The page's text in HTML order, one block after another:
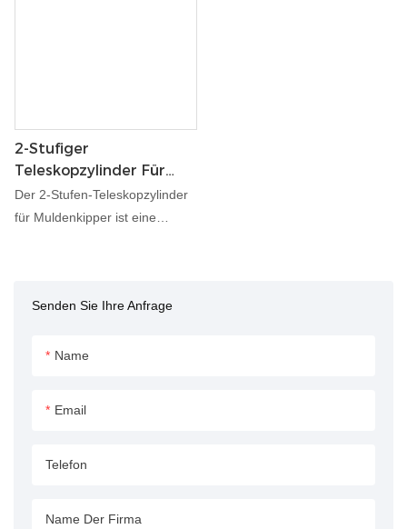
Senden Sie Ihre Anfrage
Name
Email
Telefon
Name Der Firma
2-Stufiger
Teleskopzylinder Für
Muldenkipper
Der 2-Stufen-Teleskopzylinder
für Muldenkipper ist eine
effizientes Heben und Abladen
Mit seinem Teleskopdesign
verschiedene